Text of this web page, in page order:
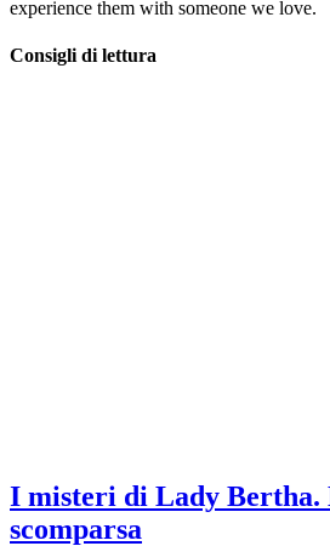
experience them with someone we love.
Consigli di lettura
I misteri di Lady Bertha.
scomparsa